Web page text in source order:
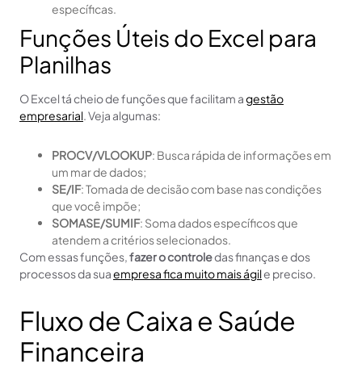
específicas.
Funções Úteis do Excel para
Planilhas
O Excel tá cheio de funções que facilitam agestão
empresarial. Veja algumas:
PROCV/VLOOKUP: Busca rápida de informações em
um mar de dados;
SE/IF: Tomada de decisão com base nas condições
que você impõe;
SOMASE/SUMIF: Soma dados específicos que
atendem a critérios selecionados.
Com essas funções,fazer o controledas finanças e dos
processos da suaempresa fica muito mais ágile preciso.
Fluxo de Caixa e Saúde
Financeira